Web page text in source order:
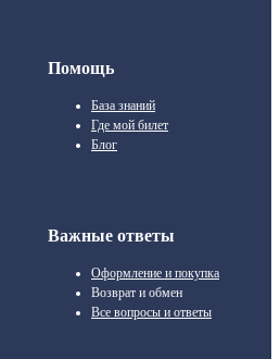
Помощь
База знаний
Где мой билет
Блог
Важные ответы
Оформление и покупка
Возврат и обмен
Все вопросы и ответы